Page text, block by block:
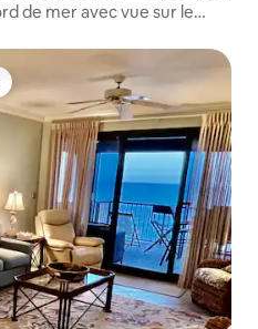
de mer avec vue sur le
plus appréciés